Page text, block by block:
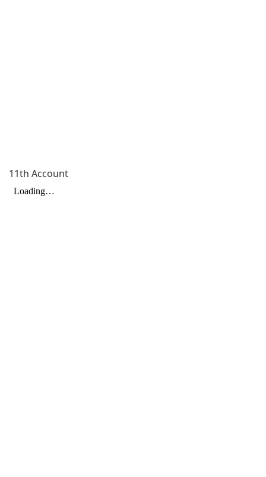
11th Account